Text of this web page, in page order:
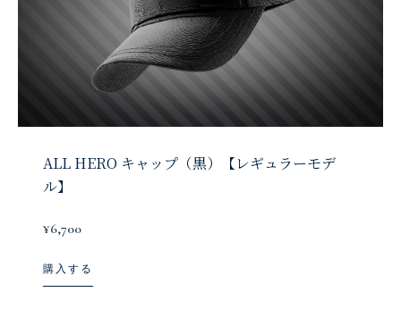
ALL HERO キャップ（黒）【レギュラーモデ
ル】
¥6,700
購入する